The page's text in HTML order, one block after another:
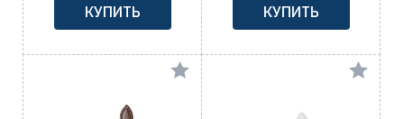
КУПИТЬ КУПИТЬ